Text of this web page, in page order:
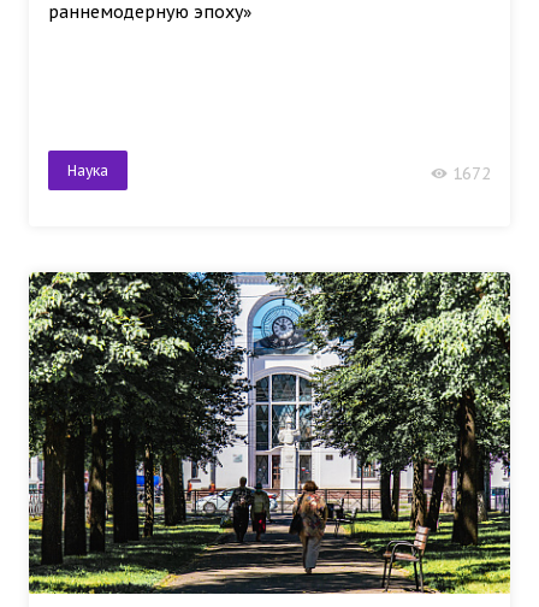
раннемодерную эпоху»
Наука 1672